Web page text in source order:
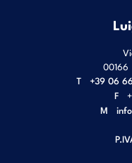
00166
T
+39 06
F
M